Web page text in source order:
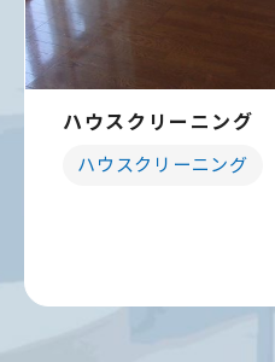
ハウスクリーニング
ハウスクリーニング